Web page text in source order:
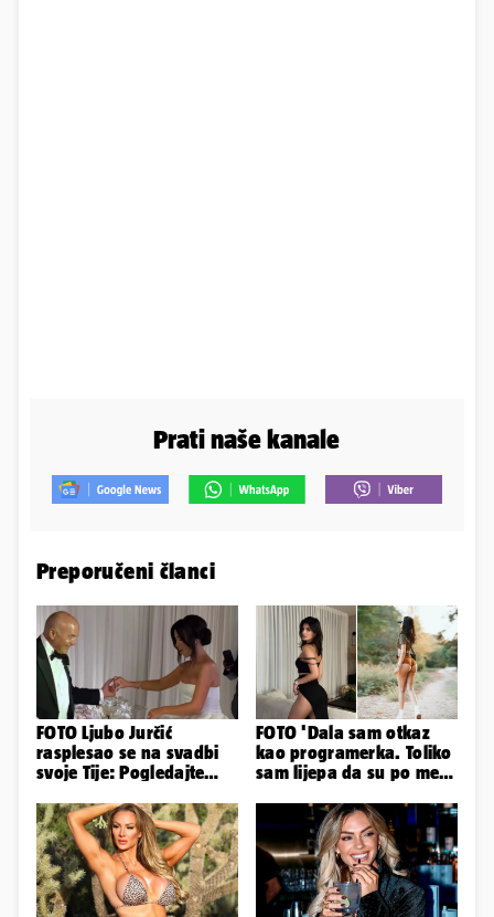
Prati naše kanale
Preporučeni članci
FOTO Ljubo Jurčić
rasplesao se na svadbi
svoje Tije: Pogledajte
vjenčanje...
FOTO 'Dala sam otkaz
kao programerka. Toliko
sam lijepa da su po meni